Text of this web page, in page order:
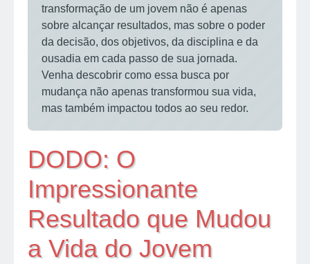
transformação de um jovem não é apenas
sobre alcançar resultados, mas sobre o poder
da decisão, dos objetivos, da disciplina e da
ousadia em cada passo de sua jornada.
Venha descobrir como essa busca por
mudança não apenas transformou sua vida,
mas também impactou todos ao seu redor.
DODO: O
Impressionante
Resultado que Mudou
a Vida do Jovem